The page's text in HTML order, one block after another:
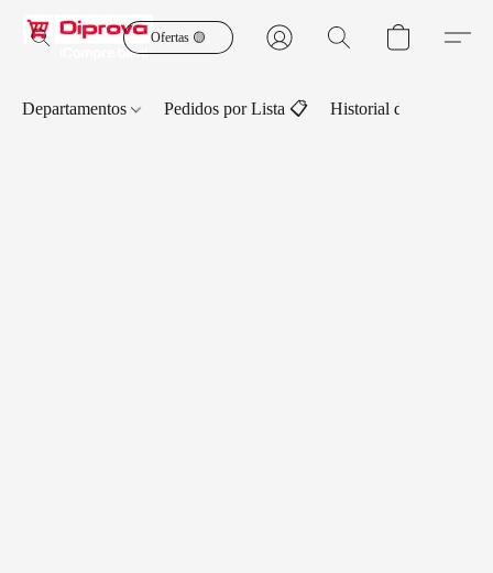
Ofertas 🟡
Departamentos Pedidos por Lista 📋 Historial de Pedidos